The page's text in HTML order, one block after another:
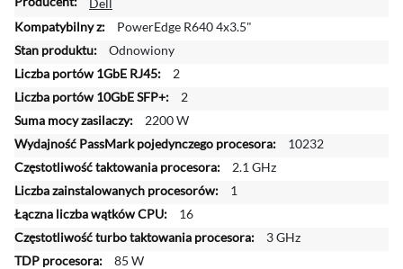
i
c
e
j
i
f
o
r
m
c
PowerEdge R640 4x3.5"
Odnowiony
2
2
2200 W
10232
2.1 GHz
1
16
3 GHz
85 W